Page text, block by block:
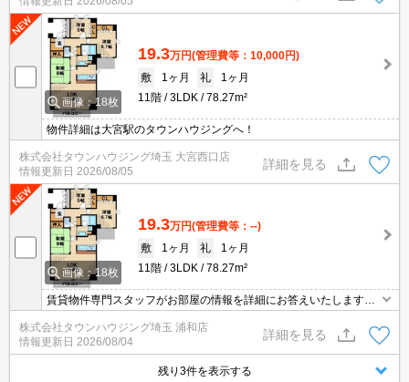
画像：18枚
19.3万円(管理費等：10,000円)
敷
1ヶ月 礼
1ヶ月
11階
3LDK 78.27m²
物件詳細は大宮駅のタウンハウジングへ！
株式会社タウンハウジング埼玉 大宮西口店
情報更新日 2026/08/05
詳細を見る
画像：18枚
19.3万円(管理費等：--)
敷
1ヶ月 礼
1ヶ月
11階
3LDK 78.27m²
賃貸物件専門スタッフがお部屋の情報を詳細にお答えいたします。
お問合わせはタウンハウジング浦和店まで♪
株式会社タウンハウジング埼玉 浦和店
情報更新日 2026/08/04
詳細を見る
残り3件を表示する